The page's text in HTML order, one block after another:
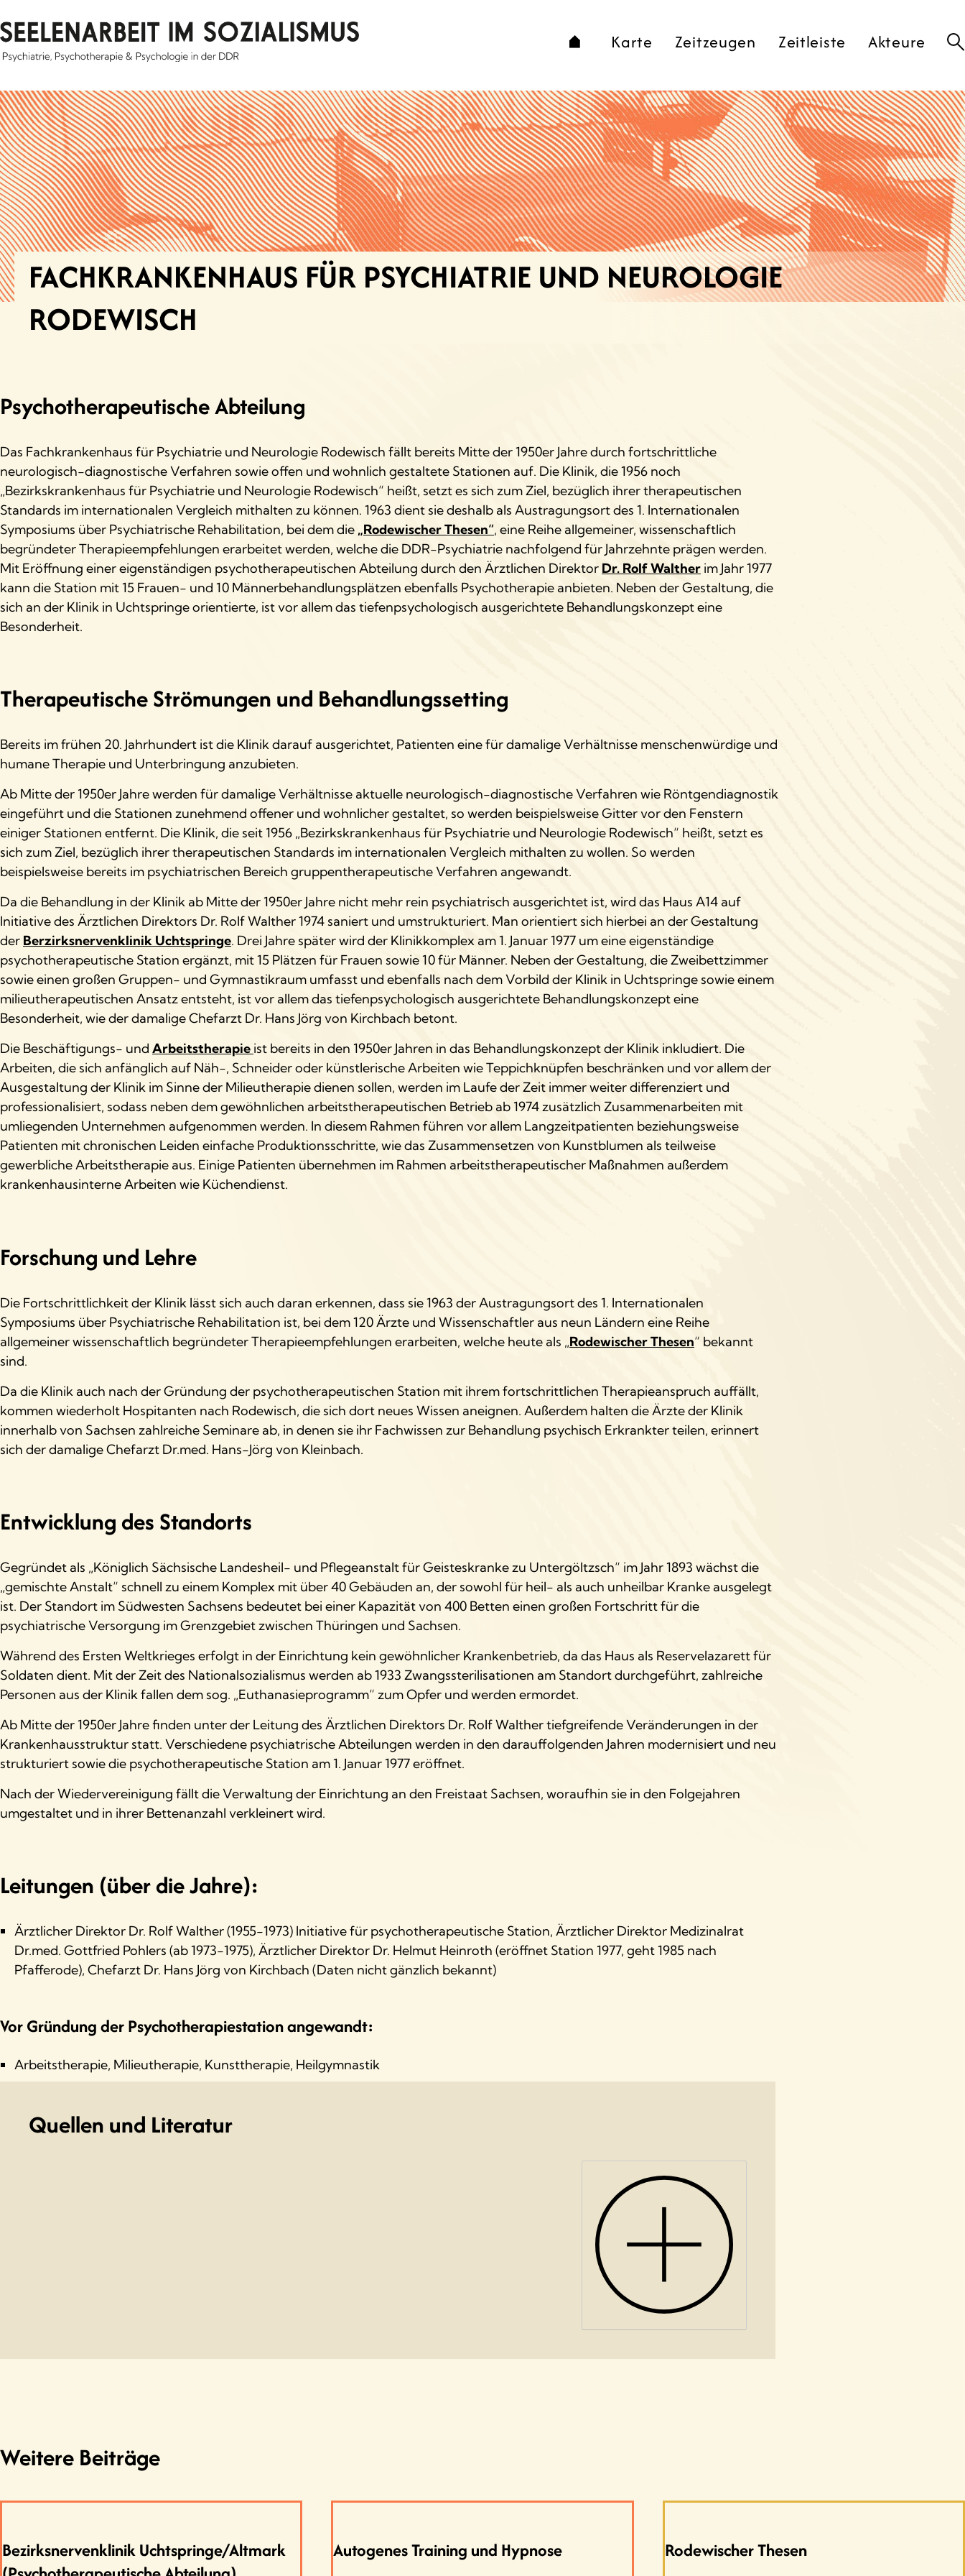
to
content
Karte Zeitzeugen Zeitleiste Akteure
FACHKRANKENHAUS FÜR PSYCHIATRIE UND NEUROLOGIE
RODEWISCH
Psychotherapeutische Abteilung
Das Fachkrankenhaus für Psychiatrie und Neurologie Rodewisch fällt bereits Mitte der 1950er Jahre durch fortschrittliche
neurologisch-diagnostische Verfahren sowie offen und wohnlich gestaltete Stationen auf. Die Klinik, die 1956 noch
„Bezirkskrankenhaus für Psychiatrie und Neurologie Rodewisch“ heißt, setzt es sich zum Ziel, bezüglich ihrer therapeutischen
Standards im internationalen Vergleich mithalten zu können. 1963 dient sie deshalb als Austragungsort des 1. Internationalen
Symposiums über Psychiatrische Rehabilitation, bei dem die „Rodewischer Thesen“, eine Reihe allgemeiner, wissenschaftlich
begründeter Therapieempfehlungen erarbeitet werden, welche die DDR-Psychiatrie nachfolgend für Jahrzehnte prägen werden.
Mit Eröffnung einer eigenständigen psychotherapeutischen Abteilung durch den Ärztlichen Direktor Dr. Rolf Walther im Jahr 1977
kann die Station mit 15 Frauen- und 10 Männerbehandlungsplätzen ebenfalls Psychotherapie anbieten. Neben der Gestaltung, die
sich an der Klinik in Uchtspringe orientierte, ist vor allem das tiefenpsychologisch ausgerichtete Behandlungskonzept eine
Besonderheit.
Therapeutische Strömungen und Behandlungssetting
Bereits im frühen 20. Jahrhundert ist die Klinik darauf ausgerichtet, Patienten eine für damalige Verhältnisse menschenwürdige und
humane Therapie und Unterbringung anzubieten.
Ab Mitte der 1950er Jahre werden für damalige Verhältnisse aktuelle neurologisch-diagnostische Verfahren wie Röntgendiagnostik
eingeführt und die Stationen zunehmend offener und wohnlicher gestaltet, so werden beispielsweise Gitter vor den Fenstern
einiger Stationen entfernt. Die Klinik, die seit 1956 „Bezirkskrankenhaus für Psychiatrie und Neurologie Rodewisch“ heißt, setzt es
sich zum Ziel, bezüglich ihrer therapeutischen Standards im internationalen Vergleich mithalten zu wollen. So werden
beispielsweise bereits im psychiatrischen Bereich gruppentherapeutische Verfahren angewandt.
Da die Behandlung in der Klinik ab Mitte der 1950er Jahre nicht mehr rein psychiatrisch ausgerichtet ist, wird das Haus A14 auf
Initiative des Ärztlichen Direktors Dr. Rolf Walther 1974 saniert und umstrukturiert. Man orientiert sich hierbei an der Gestaltung
der Berzirksnervenklinik Uchtspringe. Drei Jahre später wird der Klinikkomplex am 1. Januar 1977 um eine eigenständige
psychotherapeutische Station ergänzt, mit 15 Plätzen für Frauen sowie 10 für Männer. Neben der Gestaltung, die Zweibettzimmer
sowie einen großen Gruppen- und Gymnastikraum umfasst und ebenfalls nach dem Vorbild der Klinik in Uchtspringe sowie einem
milieutherapeutischen Ansatz entsteht, ist vor allem das tiefenpsychologisch ausgerichtete Behandlungskonzept eine
Besonderheit, wie der damalige Chefarzt Dr. Hans Jörg von Kirchbach betont.
Die Beschäftigungs- und Arbeitstherapie ist bereits in den 1950er Jahren in das Behandlungskonzept der Klinik inkludiert. Die
Arbeiten, die sich anfänglich auf Näh-, Schneider oder künstlerische Arbeiten wie Teppichknüpfen beschränken und vor allem der
Ausgestaltung der Klinik im Sinne der Milieutherapie dienen sollen, werden im Laufe der Zeit immer weiter differenziert und
professionalisiert, sodass neben dem gewöhnlichen arbeitstherapeutischen Betrieb ab 1974 zusätzlich Zusammenarbeiten mit
umliegenden Unternehmen aufgenommen werden. In diesem Rahmen führen vor allem Langzeitpatienten beziehungsweise
Patienten mit chronischen Leiden einfache Produktionsschritte, wie das Zusammensetzen von Kunstblumen als teilweise
gewerbliche Arbeitstherapie aus. Einige Patienten übernehmen im Rahmen arbeitstherapeutischer Maßnahmen außerdem
krankenhausinterne Arbeiten wie Küchendienst.
Forschung und Lehre
Die Fortschrittlichkeit der Klinik lässt sich auch daran erkennen, dass sie 1963 der Austragungsort des 1. Internationalen
Symposiums über Psychiatrische Rehabilitation ist, bei dem 120 Ärzte und Wissenschaftler aus neun Ländern eine Reihe
allgemeiner wissenschaftlich begründeter Therapieempfehlungen erarbeiten, welche heute als „Rodewischer Thesen“ bekannt
sind.
Da die Klinik auch nach der Gründung der psychotherapeutischen Station mit ihrem fortschrittlichen Therapieanspruch auffällt,
kommen wiederholt Hospitanten nach Rodewisch, die sich dort neues Wissen aneignen. Außerdem halten die Ärzte der Klinik
innerhalb von Sachsen zahlreiche Seminare ab, in denen sie ihr Fachwissen zur Behandlung psychisch Erkrankter teilen, erinnert
sich der damalige Chefarzt Dr.med. Hans-Jörg von Kleinbach.
Entwicklung des Standorts
Gegründet als „Königlich Sächsische Landesheil- und Pflegeanstalt für Geisteskranke zu Untergöltzsch“ im Jahr 1893 wächst die
„gemischte Anstalt“ schnell zu einem Komplex mit über 40 Gebäuden an, der sowohl für heil- als auch unheilbar Kranke ausgelegt
ist. Der Standort im Südwesten Sachsens bedeutet bei einer Kapazität von 400 Betten einen großen Fortschritt für die
psychiatrische Versorgung im Grenzgebiet zwischen Thüringen und Sachsen.
Während des Ersten Weltkrieges erfolgt in der Einrichtung kein gewöhnlicher Krankenbetrieb, da das Haus als Reservelazarett für
Soldaten dient. Mit der Zeit des Nationalsozialismus werden ab 1933 Zwangssterilisationen am Standort durchgeführt, zahlreiche
Personen aus der Klinik fallen dem sog. „Euthanasieprogramm“ zum Opfer und werden ermordet.
Ab Mitte der 1950er Jahre finden unter der Leitung des Ärztlichen Direktors Dr. Rolf Walther tiefgreifende Veränderungen in der
Krankenhausstruktur statt. Verschiedene psychiatrische Abteilungen werden in den darauffolgenden Jahren modernisiert und neu
strukturiert sowie die psychotherapeutische Station am 1. Januar 1977 eröffnet.
Nach der Wiedervereinigung fällt die Verwaltung der Einrichtung an den Freistaat Sachsen, woraufhin sie in den Folgejahren
umgestaltet und in ihrer Bettenanzahl verkleinert wird.
Leitungen (über die Jahre):
Ärztlicher Direktor Dr. Rolf Walther (1955-1973) Initiative für psychotherapeutische Station, Ärztlicher Direktor Medizinalrat
Dr.med. Gottfried Pohlers (ab 1973-1975), Ärztlicher Direktor Dr. Helmut Heinroth (eröffnet Station 1977, geht 1985 nach
Pfafferode), Chefarzt Dr. Hans Jörg von Kirchbach (Daten nicht gänzlich bekannt)
Vor Gründung der Psychotherapiestation angewandt:
Arbeitstherapie, Milieutherapie, Kunsttherapie, Heilgymnastik
Quellen und Literatur
Weitere Beiträge
Bezirksnervenklinik Uchtspringe/Altmark
Autogenes Training und Hypnose Rodewischer Thesen